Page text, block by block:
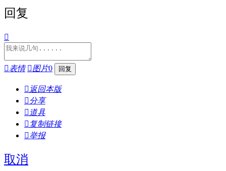
回复

表情 图片0
 返回本版
分享
 道具
 复制链接
举报
取消